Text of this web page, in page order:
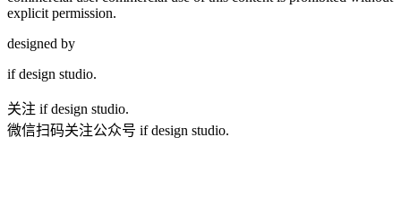
explicit permission.
designed by
if design studio.
关注 if design studio.
微信扫码关注公众号 if design studio.